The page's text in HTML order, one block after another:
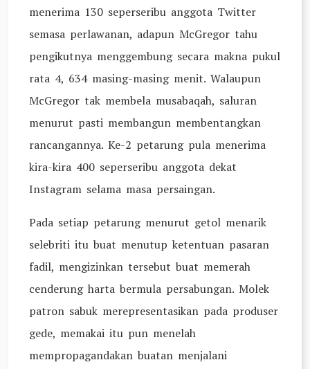
menerima 130 seperseribu anggota Twitter
semasa perlawanan, adapun McGregor tahu
pengikutnya menggembung secara makna pukul
rata 4, 634 masing-masing menit. Walaupun
McGregor tak membela musabaqah, saluran
menurut pasti membangun membentangkan
rancangannya. Ke-2 petarung pula menerima
kira-kira 400 seperseribu anggota dekat
Instagram selama masa persaingan.
Pada setiap petarung menurut getol menarik
selebriti itu buat menutup ketentuan pasaran
fadil, mengizinkan tersebut buat memerah
cenderung harta bermula persabungan. Molek
patron sabuk merepresentasikan pada produser
gede, memakai itu pun menelah
mempropagandakan buatan menjalani